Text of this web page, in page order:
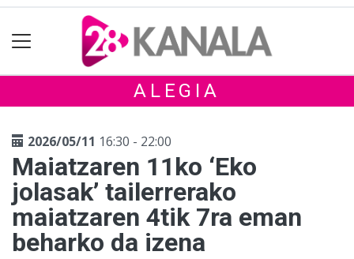
ALEGIA
2026/05/11 16:30 - 22:00
Maiatzaren 11ko ‘Eko
jolasak’ tailerrerako
maiatzaren 4tik 7ra eman
beharko da izena